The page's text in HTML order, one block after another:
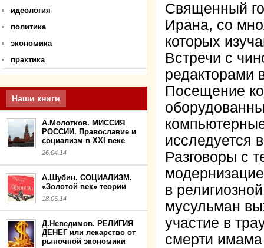
идеология
политика
экономика
практика
Наши книги
А.Молотков. МИССИЯ
РОССИИ. Православие и
социализм в XXI веке
26.04.14
А.Шубин. СОЦИАЛИЗМ.
«Золотой век» теории
18.06.14
Д.Неведимов. РЕЛИГИЯ
ДЕНЕГ или лекарство от
рыночной экономики
Священный
Ирана, со
которых
Встречи с
редакторами
Посещение
исследуется
Разговоры с
в
мусульман
участие в
смерти